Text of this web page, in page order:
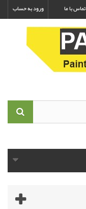
ورود به حساب تماس با ما